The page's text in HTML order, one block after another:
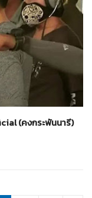
(คงกระพันนารี)